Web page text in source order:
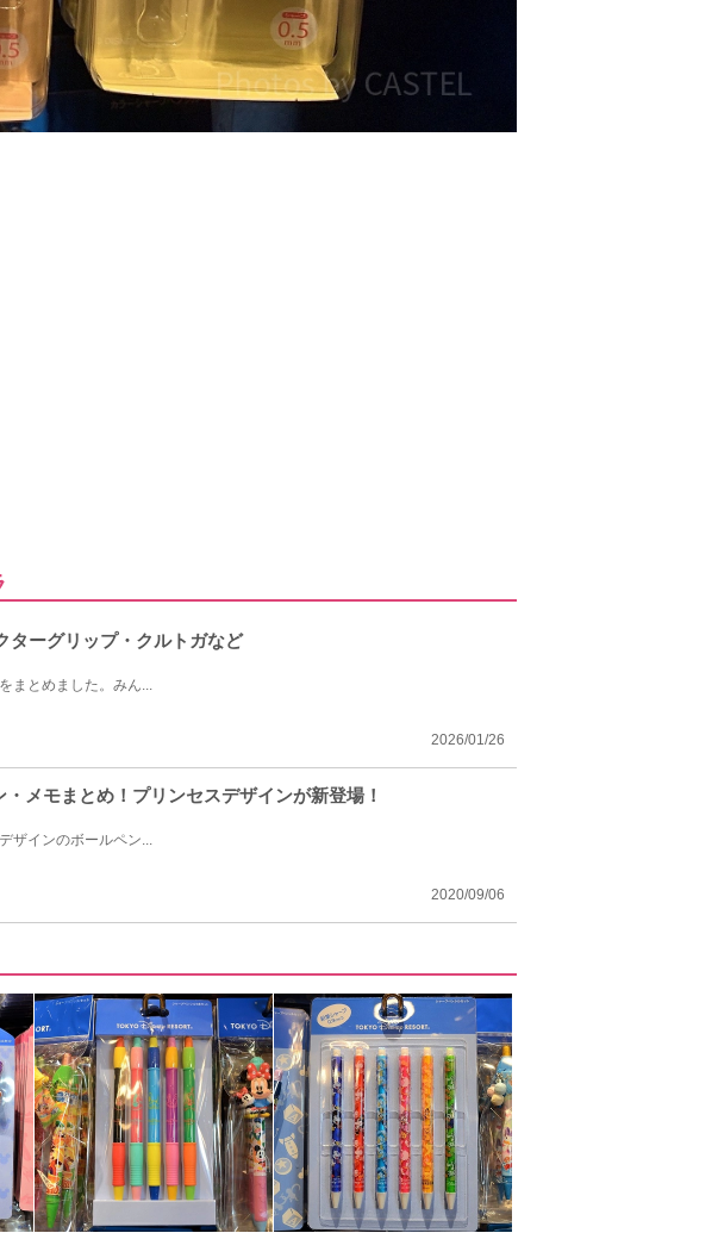
ターグリップ・クルトガなど
まとめました。みん...
2026/01/26
メモまとめ！プリンセスデザインが新登場！
ザインのボールペン...
2020/09/06